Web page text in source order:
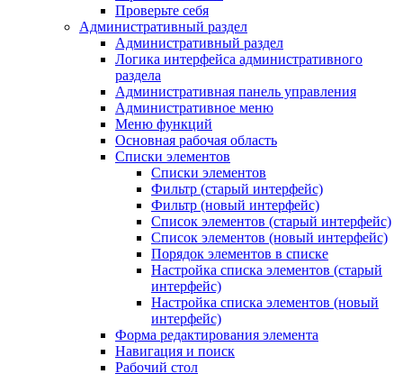
Проверьте себя
Административный раздел
Административный раздел
Логика интерфейса административного
раздела
Административная панель управления
Административное меню
Меню функций
Основная рабочая область
Списки элементов
Списки элементов
Фильтр (старый интерфейс)
Фильтр (новый интерфейс)
Список элементов (старый интерфейс)
Список элементов (новый интерфейс)
Порядок элементов в списке
Настройка списка элементов (старый
интерфейс)
Настройка списка элементов (новый
интерфейс)
Форма редактирования элемента
Навигация и поиск
Рабочий стол